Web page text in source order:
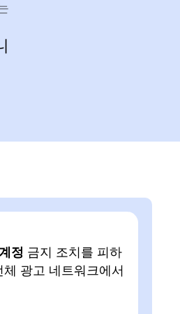
정 금지 조치를 피하
광고 네트워크에서